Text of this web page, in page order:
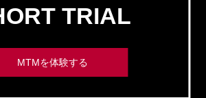
TRIAL
MTMを体験する